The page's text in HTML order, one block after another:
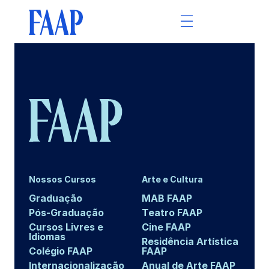
Nossos Cursos
Graduação
Pós-Graduação
Cursos Livres e
Idiomas
Colégio FAAP
Internacionalização
Arte e Cultura
MAB FAAP
Teatro FAAP
Cine FAAP
Residência Artística
FAAP
Anual de Arte FAAP